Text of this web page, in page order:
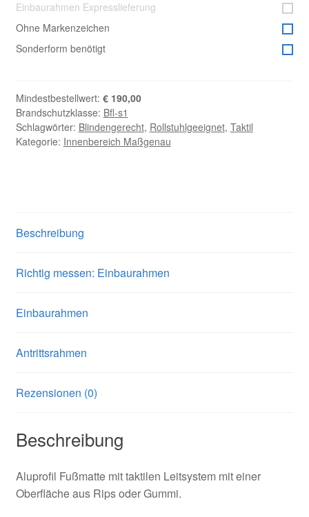
Menge
Mindestbestellwert: €190,00
Brandschutzklasse: Bfl-s1
Schlagwörter: Blindengerecht, Rollstuhlgeeignet, Taktil
Kategorie: Innenbereich Maßgenau
Einbaurahmen Expresslieferung
Ohne Markenzeichen
Sonderform benötigt
Beschreibung
Richtig messen: Einbaurahmen
Einbaurahmen
Antrittsrahmen
Rezensionen (0)
Beschreibung
Aluprofil Fußmatte mit taktilen Leitsystem mit einer
Oberfläche aus Rips oder Gummi.